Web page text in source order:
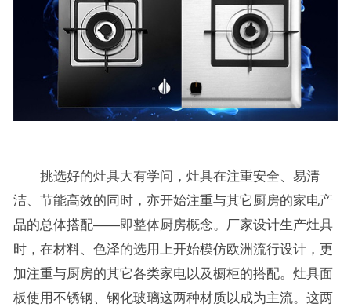
挑选好的灶具大有学问，灶具在注重安全、易清
洁、节能高效的同时，亦开始注重与其它厨房的家电产
品的总体搭配——即整体厨房概念。厂家设计生产灶具
时，在材料、色泽的选用上开始模仿欧洲流行设计，更
加注重与厨房的其它各类家电以及橱柜的搭配。灶具面
板使用不锈钢、钢化玻璃这两种材质以成为主流。这两